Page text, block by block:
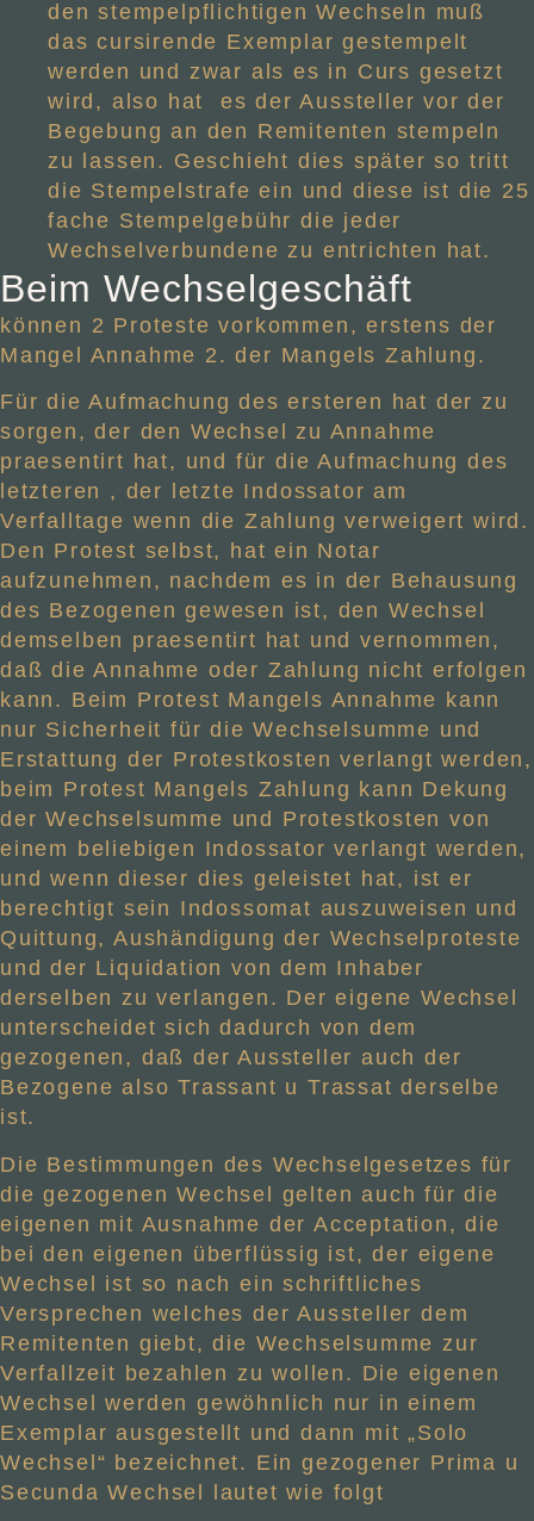
den stempelpflichtigen Wechseln muß
das cursirende Exemplar gestempelt
werden und zwar als es in Curs gesetzt
wird, also hat
es der Aussteller vor der
Begebung an den Remitenten stempeln
zu lassen. Geschieht dies später so tritt
die Stempelstrafe ein und diese ist die 25
fache Stempelgebühr die jeder
Wechselverbundene zu entrichten hat.
Beim Wechselgeschäft
können 2 Proteste vorkommen, erstens der
Mangel Annahme 2. der Mangels Zahlung.
Für die Aufmachung des ersteren hat der zu
sorgen, der den Wechsel zu Annahme
praesentirt hat, und für die Aufmachung des
letzteren , der letzte Indossator am
Verfalltage wenn die Zahlung verweigert wird.
Den Protest selbst, hat ein Notar
aufzunehmen, nachdem es in der Behausung
des Bezogenen gewesen ist, den Wechsel
demselben praesentirt hat und vernommen,
daß die Annahme oder Zahlung nicht erfolgen
kann. Beim Protest Mangels Annahme kann
nur Sicherheit für die Wechselsumme und
Erstattung der Protestkosten verlangt werden,
beim Protest Mangels Zahlung kann Dekung
der Wechselsumme und Protestkosten von
einem beliebigen Indossator verlangt werden,
und wenn dieser dies geleistet hat, ist er
berechtigt sein Indossomat auszuweisen und
Quittung, Aushändigung der Wechselproteste
und der Liquidation von dem Inhaber
derselben zu verlangen. Der eigene Wechsel
unterscheidet sich dadurch von dem
gezogenen, daß der Aussteller auch der
Bezogene also Trassant u Trassat derselbe
ist.
Die Bestimmungen des Wechselgesetzes für
die gezogenen Wechsel gelten auch für die
eigenen mit Ausnahme der Acceptation, die
bei den eigenen überflüssig ist, der eigene
Wechsel ist so nach ein schriftliches
Versprechen welches der Aussteller dem
Remitenten giebt, die Wechselsumme zur
Verfallzeit bezahlen zu wollen. Die eigenen
Wechsel werden gewöhnlich nur in einem
Exemplar ausgestellt und dann mit „Solo
Wechsel“ bezeichnet. Ein gezogener Prima u
Secunda Wechsel lautet wie folgt